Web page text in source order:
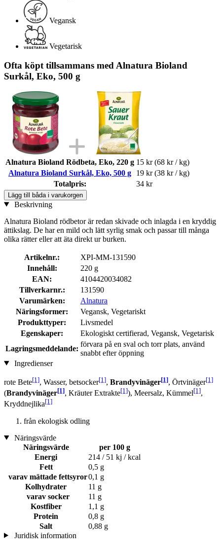
Vegansk
Vegetarisk
Ofta köpt tillsammans med Alnatura Bioland
Surkål, Eko, 500 g
Alnatura Bioland Rödbeta, Eko, 220 g 15 kr (68 kr / kg)
Alnatura Bioland Surkål, Eko, 500 g
19 kr (38 kr / kg)
Totalpris:
34 kr
Lägg till båda i varukorgen
Beskrivning
Alnatura Bioland rödbetor är redan skivade och inlagda i en kryddig
ättikslag. De har en mild och lätt syrlig smak och passar till många
olika rätter eller att äta direkt ur burken.
Artikelnr.:
XPI-MM-131590
Innehåll:
220 g
EAN:
4104420034082
Tillverkarnr.:
131590
Varumärken:
Alnatura
Näringsformer:
Vegansk, Vegetariskt
Produkttyper:
Livsmedel
Egenskaper:
Ekologiskt certifierad, Vegansk, Vegetarisk
Lagringsmeddelande:
förvara på en sval och torr plats, använd
snabbt efter öppning
Ingredienser
rote Bete[1], Wasser, betsocker[1], Brandyvinäger[1], Örtvinäger[1]
(Brandyvinäger[1], Kräuter Extrakte[1]), Meersalz, Kümmel[1],
Kryddnejlika[1]
från ekologisk odling
Näringsvärde
Näringsvärde
per 100 g
Energi
214 / 51 kj / kcal
Fett
0,5 g
varav mättade fettsyror0,1 g
Kolhydrater
11 g
varav socker
11 g
Kostfiber
1,1 g
Protein
0,8 g
Salt
0,88 g
Juridisk information